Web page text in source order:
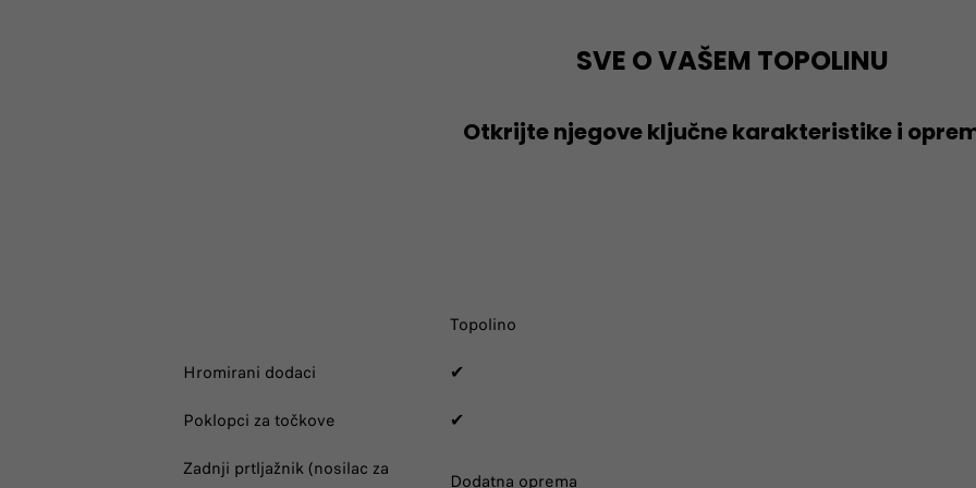
SVE O VAŠEM TOPOLINU​
Otkrijte njegove ključne karakteristike i
Topolino
Hromirani dodaci
✔
Poklopci za točkove
✔
Zadnji prtljažnik (nosilac za
Dodatna oprema